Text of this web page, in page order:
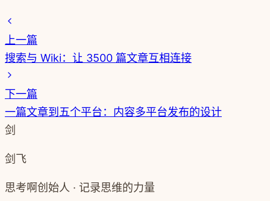
上一篇
搜索与 Wiki：让 3500 篇文章互相连接
下一篇
一篇文章到五个平台：内容多平台发布的设计
剑
剑飞
思考啊创始人 · 记录思维的力量